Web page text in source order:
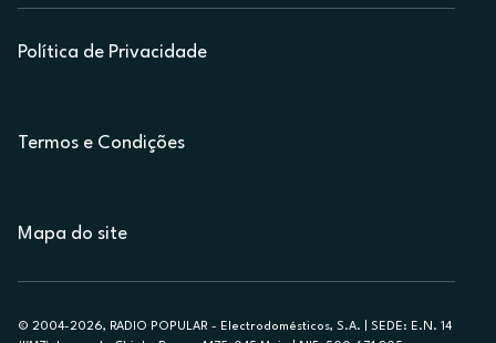
Política de Privacidade
Termos e Condições
Mapa do site
© 2004-2026, RADIO POPULAR - Electrodomésticos, S.A. | SEDE: E.N. 14